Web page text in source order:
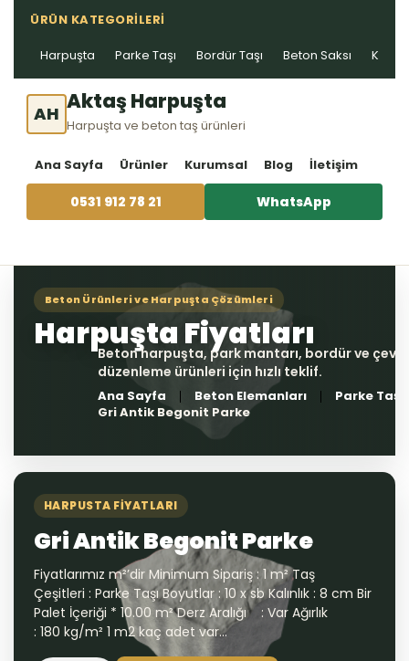
ÜRÜN KATEGORILERI
Harpuşta Parke Taşı Bordür Taşı Beton Saksı Kablo
AH Aktaş Harpuşta
Harpuşta ve beton taş ürünleri
Ana Sayfa Ürünler Kurumsal Blog İletişim
0531 912 78 21 WhatsApp
Ana Sayfa Beton Elemanları
Parke Taşı
Gri Antik Begonit Parke
HARPUSTA FIYATLARI
Gri Antik Begonit Parke
Fiyatlarımız m²’dir Minimum Sipariş : 1 m² Taş
Çeşitleri : Parke Taşı Boyutlar : 10 x sb Kalınlık : 8 cm Bir
Palet İçeriği * 10.00 m² Derz Aralığı : Var Ağırlık
: 180 kg/m² 1 m2 kaç adet var...